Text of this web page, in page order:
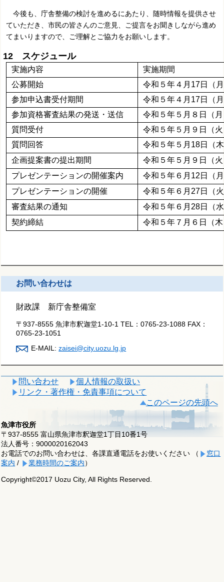
今後も、庁舎整備の検討を進めるにあたり、随時情報を提供させ
ていただき、市民の皆さんのご意見、ご提言をお聞きしながら進め
てまいりますので、ご理解とご協力をお願いします。
12 スケジュール
実施内容
実施期間
公募開始
令和５年４月17日（
参加申込書受付期間
令和５年４月17日（
参加資格審査結果の発送・送信
令和５年５月８日（
質問受付
令和５年５月９日（
質問回答
令和５年５月18日（
企画提案書の提出期間
令和５年５月９日（
プレゼンテーションの開催案内
令和５年６月12日（
プレゼンテーションの開催
令和５年６月27日（
審査結果の通知
令和５年６月28日（
契約締結
令和５年７月６日（
お問い合わせは
財政課 新庁舎整備室
〒937-8555 魚津市釈迦堂1-10-1 TEL：0765-23-1088 FAX：
0765-23-1051
E-MAIL:zaisei@city.uozu.lg.jp
問い合わせ
個人情報の取扱い
リンク・著作権・免責事項について
このページの先頭へ
魚津市役所
〒937-8555 富山県魚津市釈迦堂1丁目10番1号
法人番号：9000020162043
お電話でのお問い合わせは、各課直通電話をお使いください （
窓口
案内 / 業務時間のご案内）
Copyright©2017 Uozu City, All Rights Reserved.